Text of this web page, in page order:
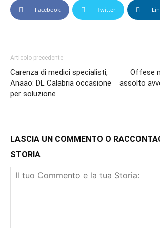
Facebook Twitter
Articolo precedente
Carenza di medici specialisti,
Anaao: DL Calabria occasione
per soluzione
Offese
assolto
LASCIA UN COMMENTO O
STORIA